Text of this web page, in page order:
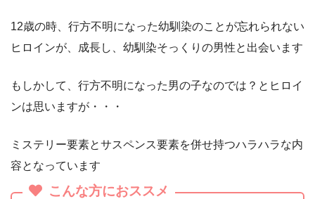
12歳の時、行方不明になった幼馴染のことが忘れられない
ヒロインが、成長し、幼馴染そっくりの男性と出会います
もしかして、行方不明になった男の子なのでは？とヒロイ
ンは思いますが・・・
ミステリー要素とサスペンス要素を併せ持つハラハラな内
容となっています
こんな方におススメ